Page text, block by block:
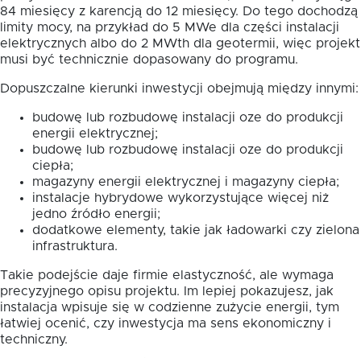
84 miesięcy z karencją do 12 miesięcy. Do tego dochodzą
limity mocy, na przykład do 5 MWe dla części instalacji
elektrycznych albo do 2 MWth dla geotermii, więc projekt
musi być technicznie dopasowany do programu.
Dopuszczalne kierunki inwestycji obejmują między innymi:
budowę lub rozbudowę instalacji oze do produkcji
energii elektrycznej;
budowę lub rozbudowę instalacji oze do produkcji
ciepła;
magazyny energii elektrycznej i magazyny ciepła;
instalacje hybrydowe wykorzystujące więcej niż
jedno źródło energii;
dodatkowe elementy, takie jak ładowarki czy zielona
infrastruktura.
Takie podejście daje firmie elastyczność, ale wymaga
precyzyjnego opisu projektu. Im lepiej pokazujesz, jak
instalacja wpisuje się w codzienne zużycie energii, tym
łatwiej ocenić, czy inwestycja ma sens ekonomiczny i
techniczny.